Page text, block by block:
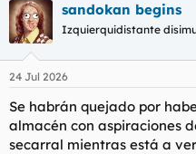
c
c
i
e
:
sandokan begins
Izquierquidistante
24 Jul 2026
Se habrán quejado por
almacén con aspiraciones
secarral mientras está a